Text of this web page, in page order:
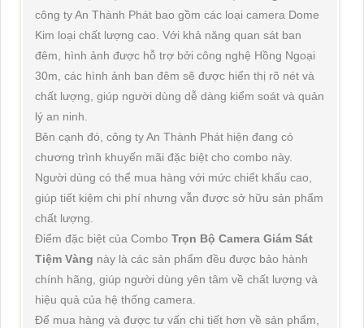
công ty An Thành Phát bao gồm các loại camera Dome
Kim loại chất lượng cao. Với khả năng quan sát ban
đêm, hình ảnh được hỗ trợ bởi công nghệ Hồng Ngoại
30m, các hình ảnh ban đêm sẽ được hiển thị rõ nét và
chất lượng, giúp người dùng dễ dàng kiểm soát và quản
lý an ninh.
Bên cạnh đó, công ty An Thành Phát hiện đang có
chương trình khuyến mãi đặc biệt cho combo này.
Người dùng có thể mua hàng với mức chiết khấu cao,
giúp tiết kiệm chi phí nhưng vẫn được sở hữu sản phẩm
chất lượng.
Điểm đặc biệt của Combo Trọn Bộ Camera Giám Sát
Tiệm Vàng này là các sản phẩm đều được bảo hành
chính hãng, giúp người dùng yên tâm về chất lượng và
hiệu quả của hệ thống camera.
Để mua hàng và được tư vấn chi tiết hơn về sản phẩm,